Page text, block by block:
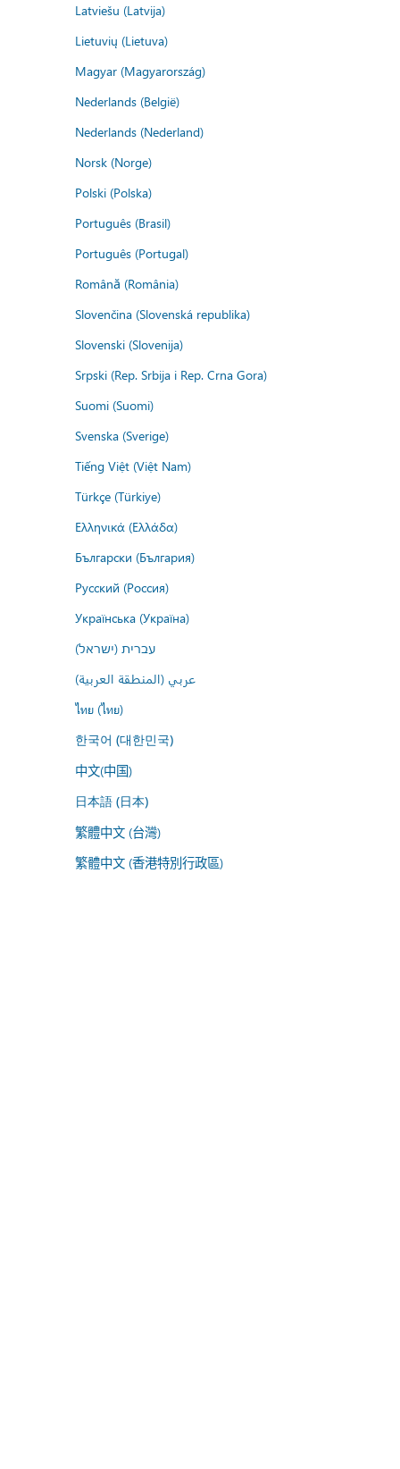
Latviešu (Latvija)
Lietuvių (Lietuva)
Magyar (Magyarország)
Nederlands (België)
Nederlands (Nederland)
Norsk (Norge)
Polski (Polska)
Português (Brasil)
Português (Portugal)
Română (România)
Slovenčina (Slovenská republika)
Slovenski (Slovenija)
Srpski (Rep. Srbija i Rep. Crna Gora)
Suomi (Suomi)
Svenska (Sverige)
Tiếng Việt (Việt Nam)
Türkçe (Türkiye)
Ελληνικά (Ελλάδα)
Български (България)
Русский (Россия)
Українська (Україна)
עברית (ישראל)
عربي (المنطقة العربية)
ไทย (ไทย)
한국어 (대한민국)
中文(中国)
日本語 (日本)
繁體中文 (台灣)
繁體中文 (香港特別行政區)